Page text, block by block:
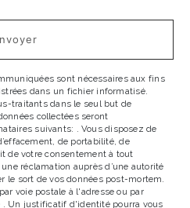
sont nécessaires aux fins
dans un fichier informatisé.
traitants dans le seul but de
collectées seront
suivants: . Vous disposez de
de portabilité, de
de votre consentement à tout
réclamation auprès d’une autorité
le sort de vos données post-mortem.
voie postale à l'adresse ou par
. Un justificatif d'identité pourra vous